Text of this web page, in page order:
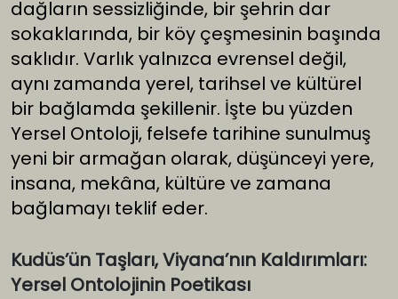
dağların sessizliğinde, bir şehrin dar
sokaklarında, bir köy çeşmesinin başında
saklıdır. Varlık yalnızca evrensel değil,
aynı zamanda yerel, tarihsel ve kültürel
bir bağlamda şekillenir. İşte bu yüzden
Yersel Ontoloji, felsefe tarihine sunulmuş
yeni bir armağan olarak, düşünceyi yere,
insana, mekâna, kültüre ve zamana
bağlamayı teklif eder.
Kudüs’ün Taşları, Viyana’nın Kaldırımları:
Yersel Ontolojinin Poetikası